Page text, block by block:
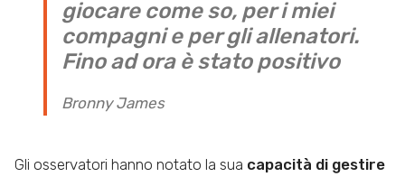
giocare come so, per i miei
compagni e per gli allenatori.
Fino ad ora è stato positivo
Bronny James
Gli osservatori hanno notato la sua capacità di gestire